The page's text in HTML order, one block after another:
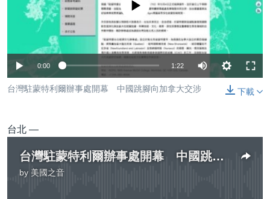
中國
經貿
視頻
視頻存檔
海外港人
國語
關注我們
No media source currently available
0:00 1:22
下載
台灣駐蒙特利爾辦事處開幕 中國跳腳向加拿大交涉
台北 —
台灣駐蒙特利爾辦事處開幕 中國跳腳向加拿大交涉
by 美國之音